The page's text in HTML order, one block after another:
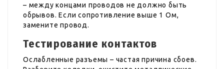
– между концами проводов не должно быть
обрывов. Если сопротивление выше 1 Ом,
замените провод.
Тестирование контактов
Ослабленные разъемы – частая причина сбоев.